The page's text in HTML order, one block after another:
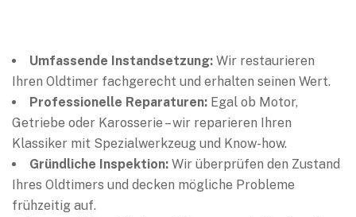
Umfassende Instandsetzung: Wir restaurieren
Ihren Oldtimer fachgerecht und erhalten seinen Wert.
Professionelle Reparaturen: Egal ob Motor,
Getriebe oder Karosserie – wir reparieren Ihren
Klassiker mit Spezialwerkzeug und Know-how.
Gründliche Inspektion: Wir überprüfen den Zustand
Ihres Oldtimers und decken mögliche Probleme
frühzeitig auf.